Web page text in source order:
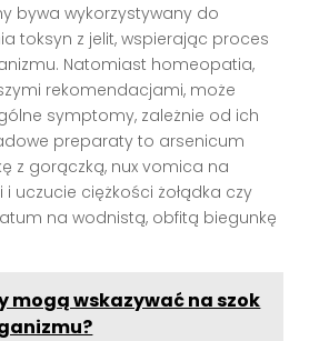
bywa wykorzystywany do
toksyn z jelit, wspierając proces
Natomiast homeopatia,
rekomendacjami, może
symptomy, zależnie od ich
preparaty to arsenicum
z gorączką, nux vomica na
uczucie ciężkości żołądka czy
na wodnistą, obfitą biegunkę
mogą wskazywać na szok